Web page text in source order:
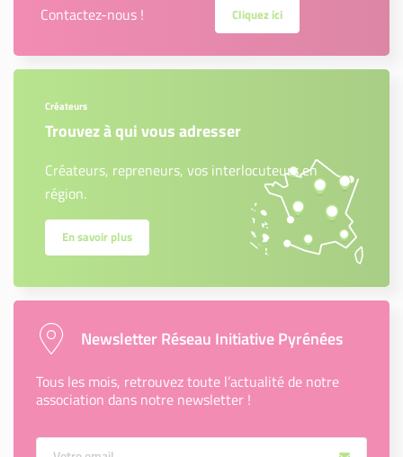
Contactez-nous ! Cliquez ici
Créateurs
Trouvez à qui vous adresser
Créateurs, repreneurs, vos interlocuteurs en
région.
En savoir plus
Newsletter Réseau Initiative Pyrénées
Tous les mois, retrouvez toute l’actualité de notre
association dans notre newsletter !
Votre Email